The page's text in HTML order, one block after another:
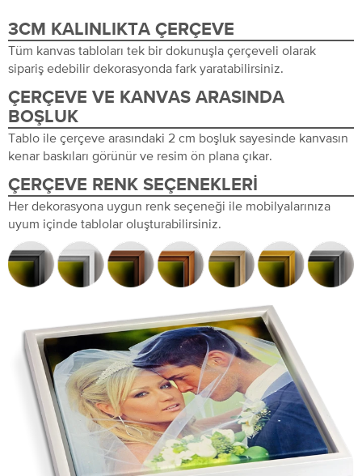
3CM KALINLIKTA ÇERÇEVE
Tüm kanvas tabloları tek bir dokunuşla çerçeveli olarak
sipariş edebilir dekorasyonda fark yaratabilirsiniz.
ÇERÇEVE VE KANVAS ARASINDA
BOŞLUK
Tablo ile çerçeve arasındaki 2 cm boşluk sayesinde kanvasın
kenar baskıları görünür ve resim ön plana çıkar.
ÇERÇEVE RENK SEÇENEKLERI
Her dekorasyona uygun renk seçeneği ile mobilyalarınıza
uyum içinde tablolar oluşturabilirsiniz.